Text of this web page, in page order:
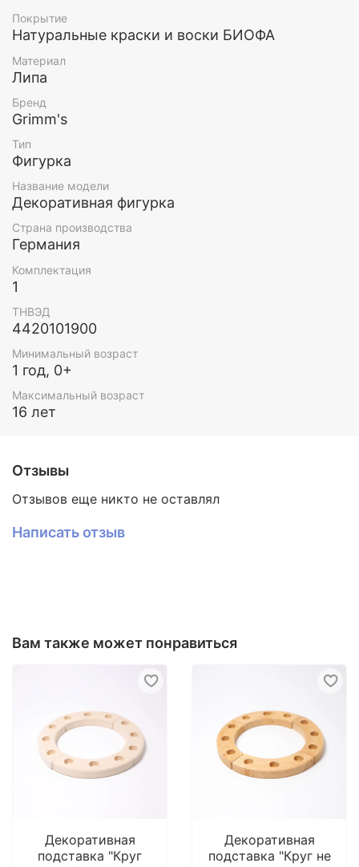
символы разных праздников. Среди такого
многообразия Вы точно соберете свою идеальную
коллекцию.
Материал: липа
Высота: 9 см
Покрытие
Натуральные краски и воски БИОФА
Материал
Липа
Бренд
Grimm's
Тип
Фигурка
Название модели
Декоративная фигурка
Страна производства
Германия
Комплектация
1
ТНВЭД
4420101900
Минимальный возраст
1 год, 0+
Максимальный возраст
16 лет
Отзывы
Отзывов еще никто не оставлял
Написать отзыв
Вам также может понравиться
Декоративная
подставка "Круг
Декоративная
подставка "Круг не